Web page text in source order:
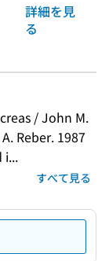
詳細を見
る
/ John M.
Reber. 1987
i...
すべて見る